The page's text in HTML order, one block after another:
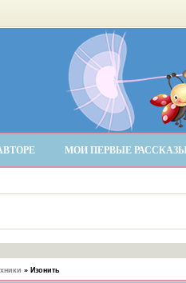
МОИ ПЕРВЫЕ
» Изонить